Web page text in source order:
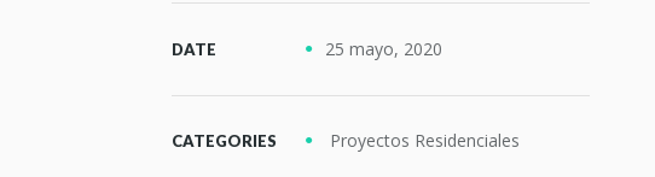
DATE 25 mayo, 2020
CATEGORIES Proyectos Residenciales